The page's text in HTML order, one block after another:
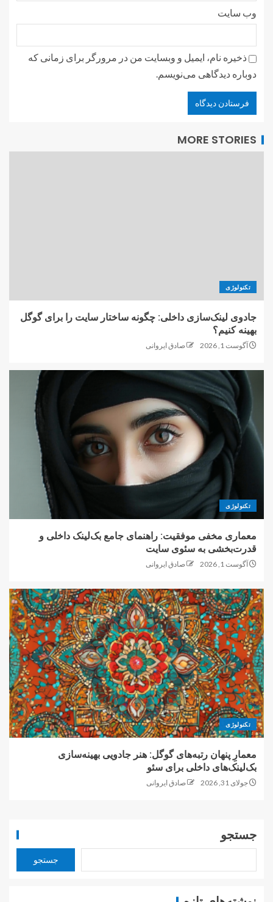
وب‌ سایت
ذخیره نام، ایمیل و وبسایت من در مرورگر برای زمانی که
دوباره دیدگاهی می‌نویسم.
MORE STORIES
تکنولوژی
جادوی لینک‌سازی داخلی: چگونه ساختار سایت را برای گوگل
بهینه کنیم؟
آگوست 1, 2026 صادق ایروانی
تکنولوژی
معماری مخفی موفقیت: راهنمای جامع بک‌لینک داخلی و
قدرت‌بخشی به سئوی سایت
آگوست 1, 2026 صادق ایروانی
تکنولوژی
معمارِ پنهان رتبه‌های گوگل: هنر جادویی بهینه‌سازی
بک‌لینک‌های داخلی برای سئو
جولای 31, 2026 صادق ایروانی
جستجو
جستجو